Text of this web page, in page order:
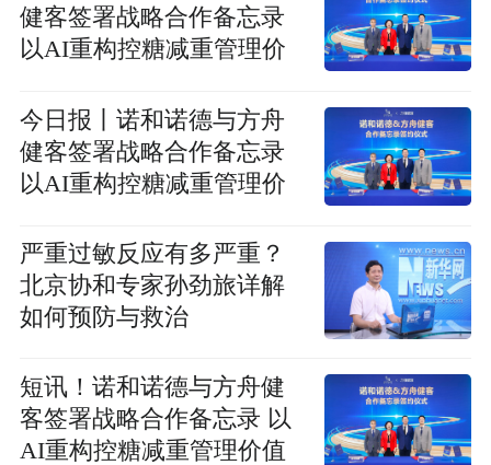
健客签署战略合作备忘录
以AI重构控糖减重管理价
今日报丨诺和诺德与方舟
健客签署战略合作备忘录
以AI重构控糖减重管理价
严重过敏反应有多严重？
北京协和专家孙劲旅详解
如何预防与救治
短讯！诺和诺德与方舟健
客签署战略合作备忘录 以
AI重构控糖减重管理价值